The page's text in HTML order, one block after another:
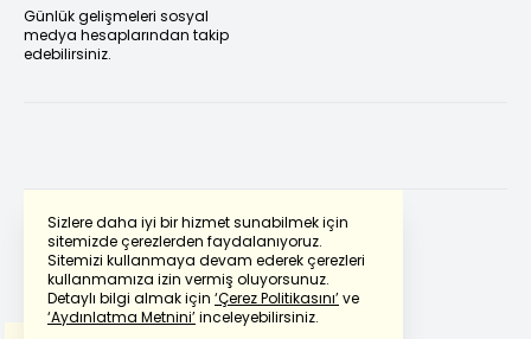
Sizlere daha iyi bir hizmet sunabilmek için
sitemizde çerezlerden faydalanıyoruz.
Sitemizi kullanmaya devam ederek çerezleri
kullanmamıza izin vermiş oluyorsunuz.
Detaylı bilgi almak için ‘Çerez Politikasını’ve
‘Aydınlatma Metnini’inceleyebilirsiniz.
Günlük gelişmeleri sosyal
medya hesaplarından takip
edebilirsiniz.
Powered by Translate